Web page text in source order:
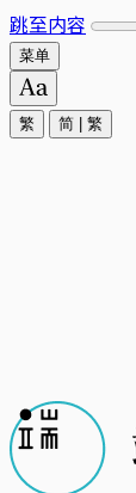
跳至内容
菜单
繁 简 繁